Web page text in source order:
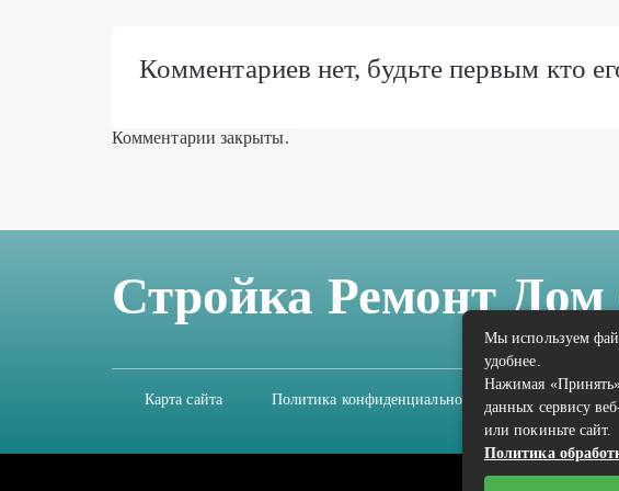
Комментариев нет, будьте первым кто
Комментарии закрыты.
Стройка Ремонт Дом
Карта сайта Политика конфиденциальности
Мы используем
удобнее.
Нажимая
данных сервису
или покиньте сайт.
Политика